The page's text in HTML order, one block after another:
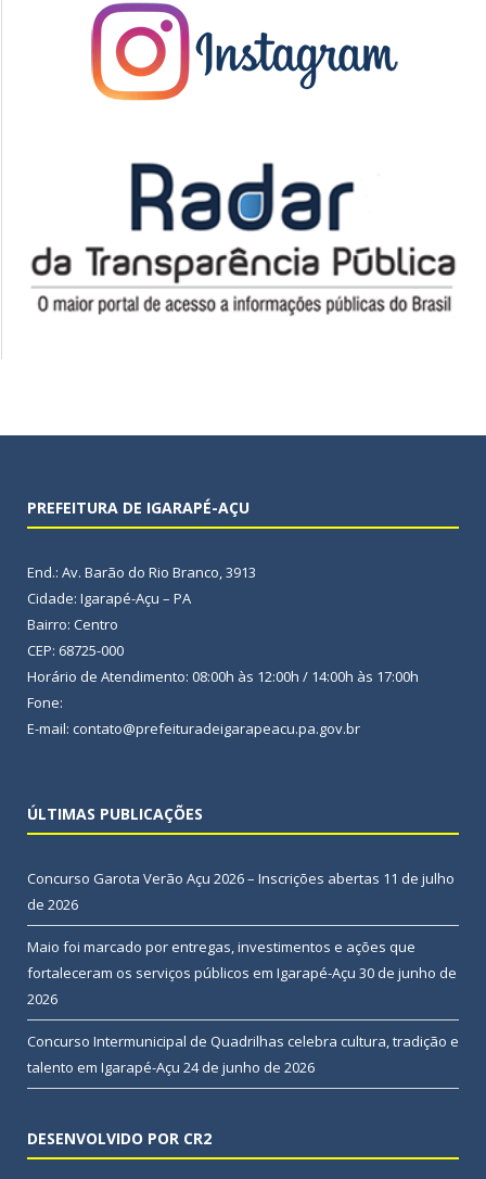
PREFEITURA DE IGARAPÉ-AÇU
End.: Av. Barão do Rio Branco, 3913
Cidade: Igarapé-Açu – PA
Bairro: Centro
CEP: 68725-000
Horário de Atendimento: 08:00h às 12:00h / 14:00h às 17:00h
Fone:
E-mail: contato@prefeituradeigarapeacu.pa.gov.br
ÚLTIMAS PUBLICAÇÕES
Concurso Garota Verão Açu 2026 – Inscrições abertas 11 de julho
de 2026
Maio foi marcado por entregas, investimentos e ações que
fortaleceram os serviços públicos em Igarapé-Açu 30 de junho de
2026
Concurso Intermunicipal de Quadrilhas celebra cultura, tradição e
talento em Igarapé-Açu 24 de junho de 2026
DESENVOLVIDO POR CR2